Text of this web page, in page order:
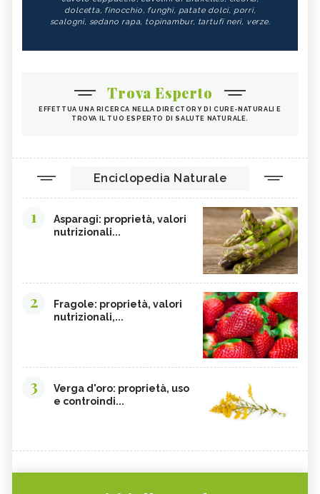
dolcetta, finocchio, funghi, patate dolci, porri,
scalogni, sedano rapa, topinambur, tartufi neri, verze.
Trova Esperto
EFFETTUA UNA RICERCA NELLA DIRECTORY DI CURE-NATURALI E
TROVA IL TUO ESPERTO DI SALUTE NATURALE.
Enciclopedia Naturale
1
Asparagi: proprietà, valori
nutrizionali...
2
Fragole: proprietà, valori
nutrizionali,...
3
Verga d'oro: proprietà, uso
e controindi...